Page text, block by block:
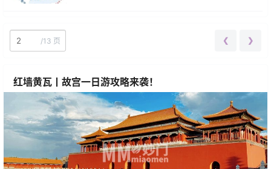
/13 页 ❮ ❯
红墙黄瓦丨故宫一日游攻略来袭！